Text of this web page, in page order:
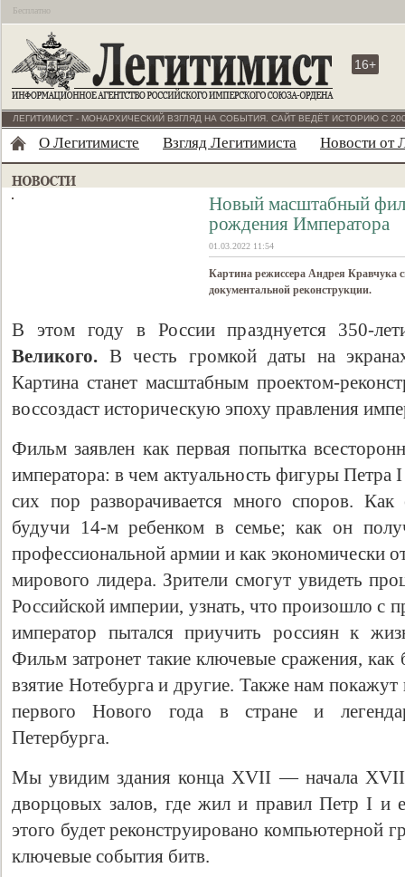
Бесплатно
16+
ЛЕГИТИМИСТ - МОНАРХИЧЕСКИЙ ВЗГЛЯД НА СОБЫТИЯ. САЙТ ВЕДЁТ ИСТОРИЮ С
О Легитимисте Взгляд Легитимиста Новости от
Новый масштабный
рождения Императора
01.03.2022 11:54
Картина режиссера Андрея Кравчука
документальной реконструкции.
В этом году в России празднуется 350-
Великого. В честь громкой даты на
Картина станет масштабным проектом-
воссоздаст историческую эпоху правления
Фильм заявлен как первая попытка
императора: в чем актуальность фигуры Петра
сих пор разворачивается много споров. Как
будучи 14-м ребенком в семье; как он
профессиональной армии и как экономически
мирового лидера. Зрители смогут увидеть
Российской империи, узнать, что произошло с
император пытался приучить россиян к
Фильм затронет такие ключевые сражения, как
взятие Нотебурга и другие. Также нам
первого Нового года в стране и
Петербурга.
Мы увидим здания конца XVII — начала
дворцовых залов, где жил и правил Петр I и
этого будет реконструировано компьютерной
ключевые события битв.